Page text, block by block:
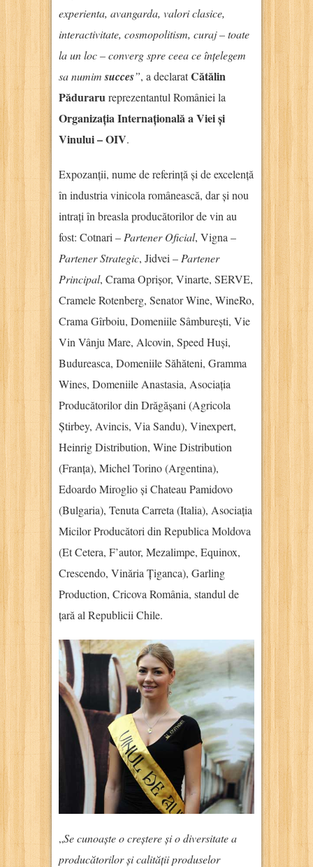
experienta, avangarda, valori clasice,
interactivitate, cosmopolitism, curaj – toate
la un loc – converg spre ceea ce înțelegem
sa numimsucces”, a declaratCătălin
Pădurarureprezentantul României la
Organizația Internațională a Viei și
Vinului – OIV.
Expozanții, nume de referință și de excelență
în industria vinicola românească, dar și nou
intrați în breasla producătorilor de vin au
fost: Cotnari – Partener Oficial, Vigna –
Partener Strategic, Jidvei – Partener
Principal, Crama Oprișor, Vinarte, SERVE,
Cramele Rotenberg, Senator Wine, WineRo,
Crama Gîrboiu, Domeniile Sâmburești, Vie
Vin Vânju Mare, Alcovin, Speed Huși,
Budureasca, Domeniile Săhăteni, Gramma
Wines, Domeniile Anastasia, Asociația
Producătorilor din Drăgășani (Agricola
Știrbey, Avincis, Via Sandu), Vinexpert,
Heinrig Distribution, Wine Distribution
(Franța), Michel Torino (Argentina),
Edoardo Miroglio și Chateau Pamidovo
(Bulgaria), Tenuta Carreta (Italia), Asociația
Micilor Producători din Republica Moldova
(Et Cetera, F’autor, Mezalimpe, Equinox,
Crescendo, Vinăria Țiganca), Garling
Production, Cricova România, standul de
țară al Republicii Chile.
„Se cunoaște o creștere și o diversitate a
producătorilor și calității produselor